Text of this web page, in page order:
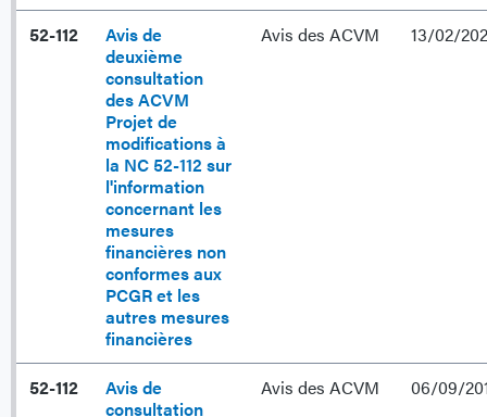
52-112
Avis de
deuxième
consultation
des ACVM
Projet de
modifications à
la NC 52-112 sur
l'information
concernant les
mesures
financières non
conformes aux
PCGR et les
autres mesures
financières
Avis des ACVM 13/02/
52-112
Avis de
consultation
Avis des ACVM 06/09/